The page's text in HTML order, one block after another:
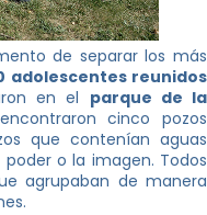
de separar los más
adolescentes reunidos
en el parque de la
cinco pozos
que contenían aguas
o la imagen. Todos
agrupaban de manera